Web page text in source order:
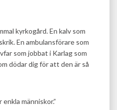
kyrkogård. En kalv som
En ambulansförare som
som jobbat i Karlag som
dödar dig för att den är så
människor.”